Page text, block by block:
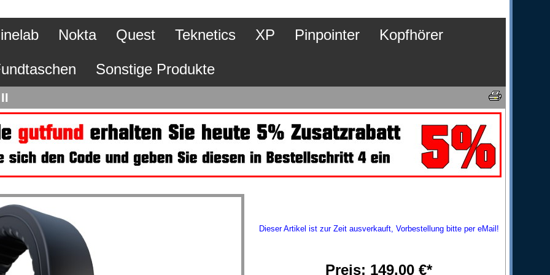
Nokta Quest Teknetics XP Pinpointer Kopfhörer
Sonstige Produkte
Dieser Artikel ist zur Zeit ausverkauft, Vorbestellung bitte per eMail!
Preis: 149,00 €*